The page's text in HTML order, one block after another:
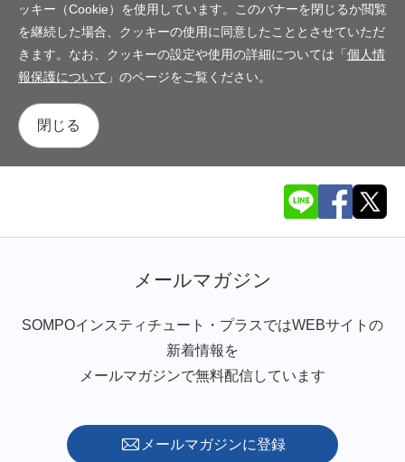
ッキー（Cookie）を使用しています。このバナーを閉じるか閲覧
を継続した場合、クッキーの使用に同意したこととさせていただ
きます。なお、クッキーの設定や使用の詳細については「個人情
報保護について 」のページをご覧ください。
閉じる
メールマガジン
SOMPOインスティチュート・プラスではWEBサイトの
新着情報を
メールマガジンで無料配信しています
メールマガジンに登録